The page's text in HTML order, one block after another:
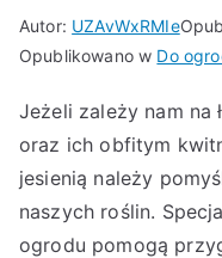
Autor: UZAvWxRMIe
Opublikowano w Do
Jeżeli zależy nam na
oraz ich obfitym
jesienią należy
naszych roślin.
ogrodu pomogą